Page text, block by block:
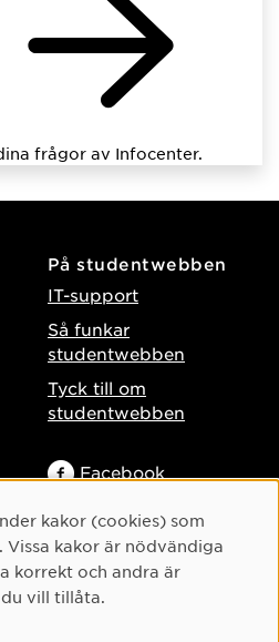
frågor av Infocenter.
På studentwebben
IT-support
Så funkar
studentwebben
Tyck till om
studentwebben
Facebook
TikTok
Youtube
kakor (cookies) som
Vissa kakor är nödvändiga
korrekt och andra är
vill tillåta.